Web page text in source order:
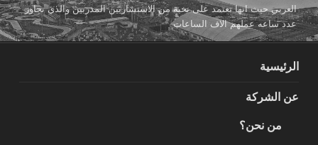
العربي حيث انها تعتمد على نخبة من الاستشاريين المدربين والذي تجاوز
عدد ساعه عملهم الاف الساعات
الرئيسية
عن الشركة
من نحن؟